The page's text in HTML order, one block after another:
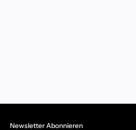
Newsletter Abonnieren